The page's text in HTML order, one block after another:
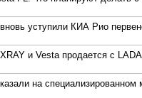
уступили КИА Рио
и Vesta продается с
на